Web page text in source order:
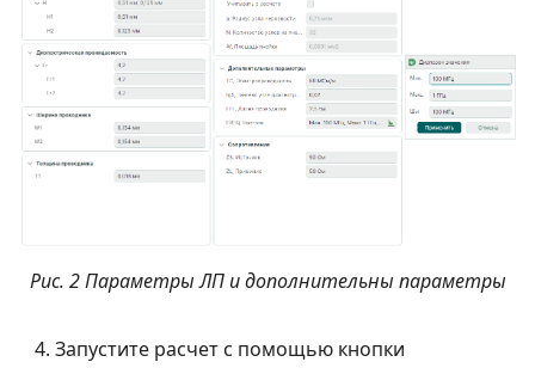
Рис. 2 Параметры ЛП и дополнительны параметры
Запустите расчет с помощью кнопки